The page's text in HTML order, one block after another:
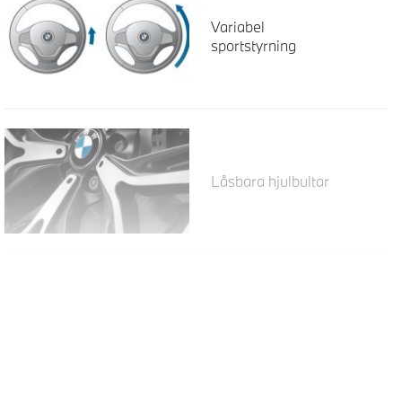
Variabel
sportstyrning
Låsbara hjulbultar